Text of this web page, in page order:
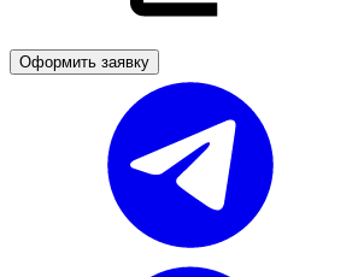
Оформить заявку